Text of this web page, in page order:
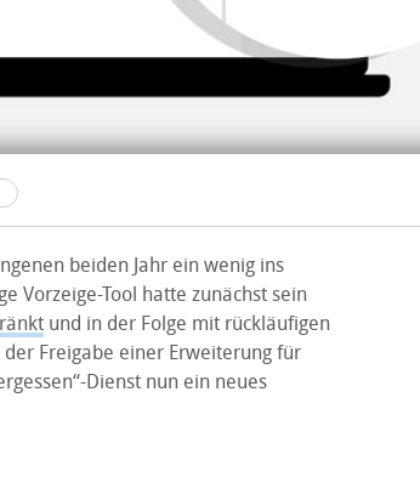
beiden Jahr ein wenig ins
Vorzeige-Tool hatte zunächst sein
und in der Folge mit rückläufigen
Freigabe einer Erweiterung für
Dienst nun ein neues